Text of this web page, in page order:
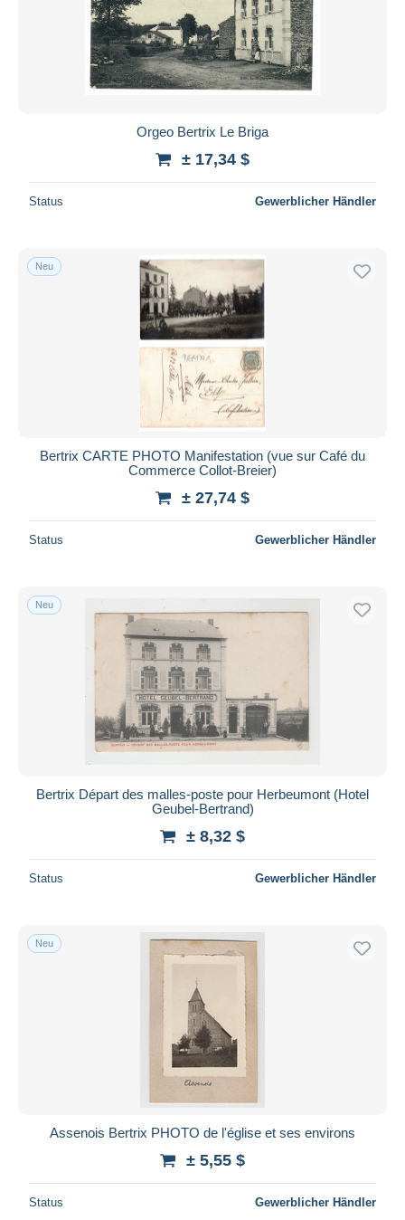
Orgeo Bertrix Le Briga
± 17,34 $
Status Gewerblicher Händler
Neu
Bertrix CARTE PHOTO Manifestation (vue sur Café du
Commerce Collot-Breier)
± 27,74 $
Status Gewerblicher Händler
Neu
Bertrix Départ des malles-poste pour Herbeumont (Hotel
Geubel-Bertrand)
± 8,32 $
Status Gewerblicher Händler
Neu
Assenois Bertrix PHOTO de l'église et ses environs
± 5,55 $
Status Gewerblicher Händler